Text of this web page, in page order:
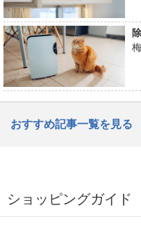
おすすめ記事一覧を見る
ショッピングガイド